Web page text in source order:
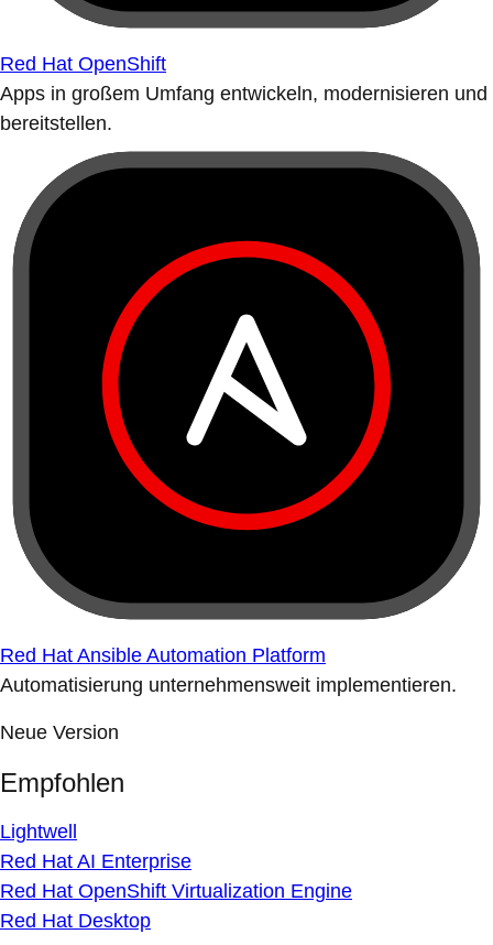
Red Hat OpenShift
Apps in großem Umfang entwickeln, modernisieren und
bereitstellen.
Red Hat Ansible Automation Platform
Automatisierung unternehmensweit implementieren.
Neue Version
Empfohlen
Lightwell
Red Hat AI Enterprise
Red Hat OpenShift Virtualization Engine
Red Hat Desktop